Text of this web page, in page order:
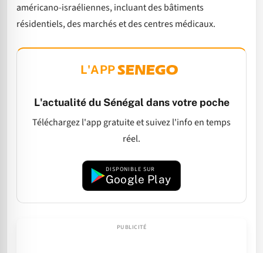
américano-israéliennes, incluant des bâtiments
résidentiels, des marchés et des centres médicaux.
L'APP
L'actualité du Sénégal dans votre poche
Téléchargez l'app gratuite et suivez l'info en temps
réel.
DISPONIBLE SUR
Google Play